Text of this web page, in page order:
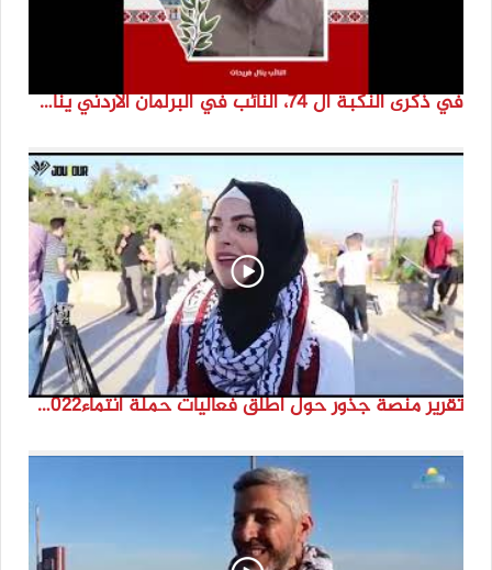
في ذكرى النكبة ال 74، النائب في البرلمان الأردني ينال فرحات
تقرير منصة جذور حول اطلق فعاليات حملة انتماء2022 من مارون الراس